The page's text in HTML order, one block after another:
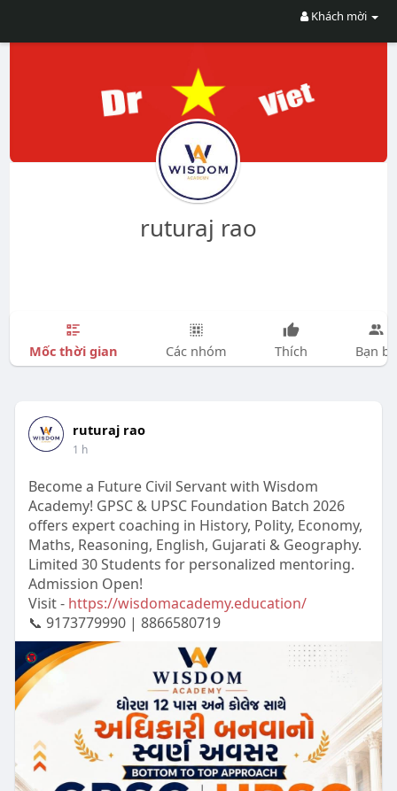
Khách mời
ruturaj rao
Mốc thời gian Các nhóm Thích Bạn bè
ruturaj rao
1 h
Become a Future Civil Servant with Wisdom
Academy! GPSC & UPSC Foundation Batch 2026
offers expert coaching in History, Polity, Economy,
Maths, Reasoning, English, Gujarati & Geography.
Limited 30 Students for personalized mentoring.
Admission Open!
Visit - https://wisdomacademy.education/
📞 9173779990 | 8866580719